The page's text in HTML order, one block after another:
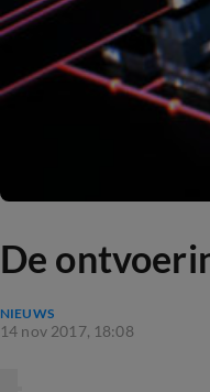
De
NIEUWS
14 nov 2017, 18:08